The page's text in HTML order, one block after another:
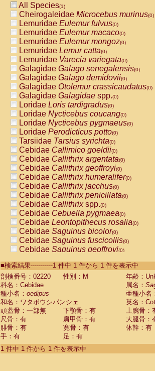
All Species(1)
Cheirogaleidae Microcebus murinus(0)
Lemuridae Eulemur fulvus(0)
Lemuridae Eulemur macaco(0)
Lemuridae Eulemur mongoz(0)
Lemuridae Lemur catta(0)
Lemuridae Varecia variegata(0)
Galagidae Galago senegalensis(0)
Galagidae Galago demidovii(0)
Galagidae Otolemur crassicaudatus(0)
Galagidae Galagidae spp.(0)
Loridae Loris tardigradus(0)
Loridae Nycticebus coucang(0)
Loridae Nycticebus pygmaeus(0)
Loridae Perodicticus potto(0)
Tarsiidae Tarsius syrichta(0)
Cebidae Callimico goeldii(0)
Cebidae Callithrix argentata(0)
Cebidae Callithrix geoffroyi(0)
Cebidae Callithrix humeralifer(0)
Cebidae Callithrix jacchus(0)
Cebidae Callithrix penicillata(0)
Cebidae Callithrixspp.(0)
Cebidae Cebuella pygmaea(0)
Cebidae Leontopithecus rosalia(0)
Cebidae Saguinus bicolor(0)
Cebidae Saguinus fuscicollis(0)
Cebidae Saguinus geoffroyi(0)
CebidaeSaguinus labiatus(0)
Cebidae Saguinus leucopus (0)
Cebidae
Cebidae
CebidaeSaguinus nigricollis (0)
Cebidae Saguinus oedipus
Cebidae Saguinus weddelli
Cebidae Saguinusspp.
Cebidae Aotus trivirgatus
Cebidae Cebus albifrons
■検索結果-----------1 件中 1 件から 1 件を表示中
剖検番号：02220
性別：M
年齢：
科名：Cebidae
属名：
種小名： oedipus
亜種小名
和名：ワタボウシパンシェ
英名：
頭蓋骨：一部無
下顎骨：有
上腕骨：
尺骨：有
肩甲骨：有
大腿骨：
腓骨：有
寛骨：有
体幹：有
手：有
足：有
1 件中 1 件から 1 件を表示中